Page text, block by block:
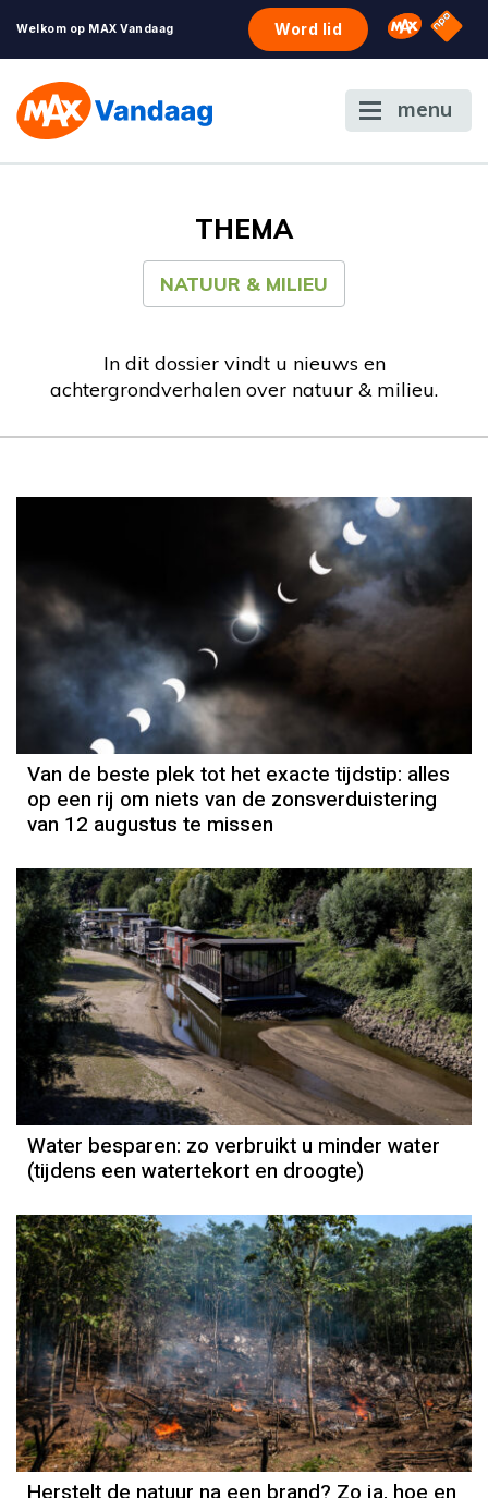
Welkom op MAX Vandaag Word lid Omroep
NPO
menu
THEMA
NATUUR & MILIEU
In dit dossier vindt u nieuws en
achtergrondverhalen over natuur & milieu.
Van de beste plek tot het exacte tijdstip: alles
op een rij om niets van de zonsverduistering
van 12 augustus te missen
Water besparen: zo verbruikt u minder water
(tijdens een watertekort en droogte)